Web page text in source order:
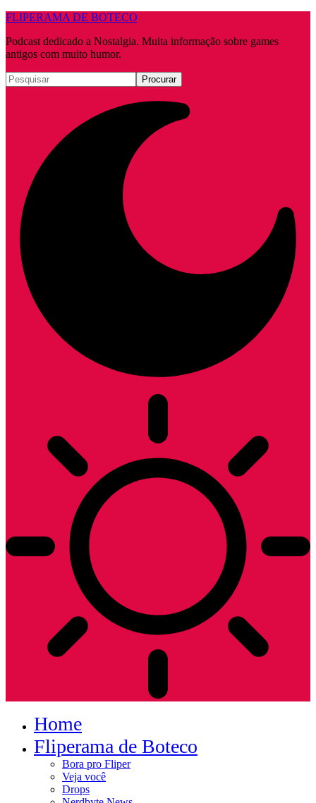
FLIPERAMA DE BOTECO
Podcast dedicado a Nostalgia. Muita informação sobre games
antigos com muito humor.
Home
Fliperama de Boteco
Bora pro Fliper
Veja você
Drops